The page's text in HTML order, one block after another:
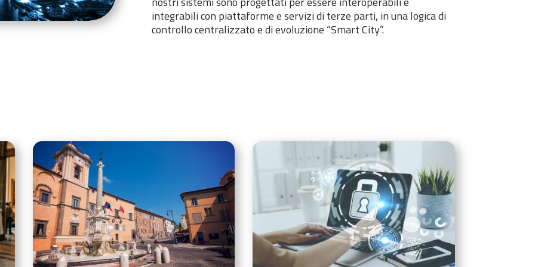
integrabili con piattaforme e servizi di terze parti, in una logica di
controllo centralizzato e di evoluzione “Smart City”.